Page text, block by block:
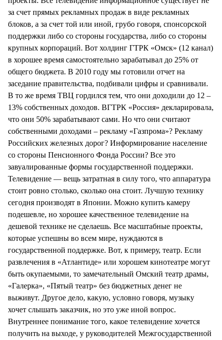
за счет прямых рекламных продаж в виде рекламных
блоков, а за счет той или иной, грубо говоря, спонсорской
поддержки либо со стороны государства, либо со стороны
крупных корпораций. Вот холдинг ГТРК «Омск» (12 канал)
в хорошее время самостоятельно зарабатывал до 25% от
общего бюджета. В 2010 году мы готовили отчет на
заседание правительства, подбивали цифры и сравнивали.
В то же время ТВЦ гордился тем, что они доходили до 12 –
13% собственных доходов. ВГТРК «Россия» декларировала,
что они 50% зарабатывают сами. Но что они считают
собственными доходами – рекламу «Газпрома»? Рекламу
Российских железных дорог? Информирование население
со стороны Пенсионного Фонда России? Все это
завуалированные формы государственной поддержки.
Телевидение — вещь затратная в силу того, что аппаратура
стоит ровно столько, сколько она стоит. Лучшую технику
сегодня производят в Японии. Можно купить камеру
подешевле, но хорошее качественное телевидение на
дешевой технике не сделаешь. Все масштабные проекты,
которые успешны во всем мире, нуждаются в
государственной поддержке. Вот, к примеру, театр. Если
развлечения в «Атлантиде» или хорошем кинотеатре могут
быть окупаемыми, то замечательный Омский театр драмы,
«Галерка», «Пятый театр» без бюджетных денег не
выживут. Другое дело, какую, условно говоря, музыку
хочет слышать заказчик, но это уже иной вопрос.
Внутреннее понимание того, какое телевидение хочется
получить на выходе, у руководителей Межгосударственной